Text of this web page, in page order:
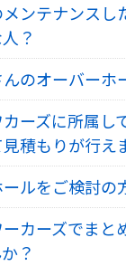
ンテナンスし
？
のオーバーホ
ーズに所属し
積もりが行え
ルをご検討の
カーズでまと
？